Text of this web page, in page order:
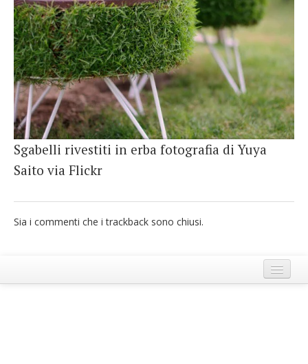
English
Spanish
French
Italiano
Sgabelli rivestiti in erba fotografia di Yuya
Saito via Flickr
Sia i commenti che i trackback sono chiusi.